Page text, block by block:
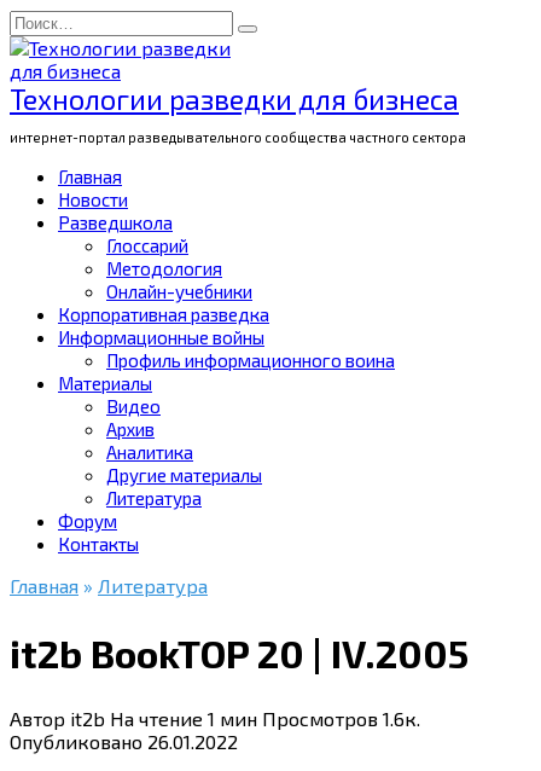
Перейти
к
содержанию
Search
for:
Технологии разведки для бизнеса
интернет-портал разведывательного сообщества частного сектора
Главная
Новости
Разведшкола
Глоссарий
Методология
Онлайн-учебники
Корпоративная разведка
Информационные войны
Профиль информационного воина
Материалы
Видео
Архив
Аналитика
Другие материалы
Литература
Форум
Контакты
Главная » Литература
it2b BookTOP 20 | IV.2005
Автор it2b На чтение 1 мин Просмотров 1.6к.
Опубликовано 26.01.2022